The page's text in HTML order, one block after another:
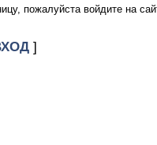
пожалуйста войдите на
]